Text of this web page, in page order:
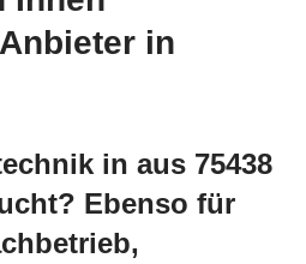
in
in aus 75438
Ebenso für